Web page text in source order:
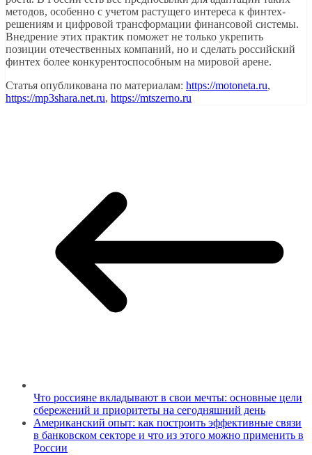
методов, особенно с учетом растущего интереса к финтех-
решениям и цифровой трансформации финансовой системы.
Внедрение этих практик поможет не только укрепить
позиции отечественных компаний, но и сделать российский
финтех более конкурентоспособным на мировой арене.
Статья опубликована по материалам: https://motoneta.ru,
https://mp3shara.net.ru, https://mtszerno.ru
Что россияне вкладывают в свои мечты: основные цели
сбережений и приоритеты на сегодняшний день
Американский опыт: как построить эффективные связи
в банковском секторе и что из этого можно применить в
России